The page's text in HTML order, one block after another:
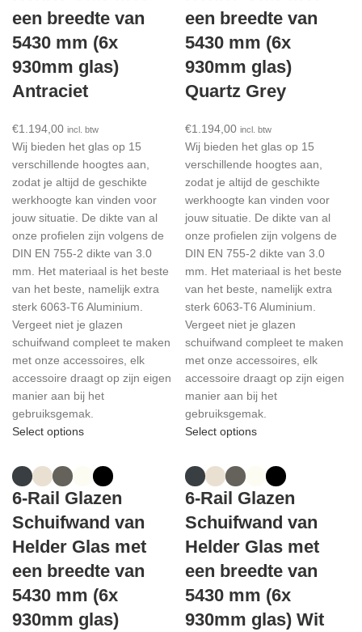
een breedte van
5430 mm (6x
930mm glas)
Antraciet
€1.194,00 incl. btw
Wij bieden het glas op 15
verschillende hoogtes aan,
zodat je altijd de geschikte
werkhoogte kan vinden voor
jouw situatie. De dikte van al
onze profielen zijn volgens de
DIN EN 755-2 dikte van 3.0
mm. Het materiaal is het beste
van het beste, namelijk extra
sterk 6063-T6 Aluminium.
Vergeet niet je glazen
schuifwand compleet te maken
met onze accessoires, elk
accessoire draagt op zijn eigen
manier aan bij het
gebruiksgemak.
Select options
een breedte van
5430 mm (6x
930mm glas)
Quartz Grey
€1.194,00 incl. btw
Wij bieden het glas op 15
verschillende hoogtes aan,
zodat je altijd de geschikte
werkhoogte kan vinden voor
jouw situatie. De dikte van al
onze profielen zijn volgens de
DIN EN 755-2 dikte van 3.0
mm. Het materiaal is het beste
van het beste, namelijk extra
sterk 6063-T6 Aluminium.
Vergeet niet je glazen
schuifwand compleet te maken
met onze accessoires, elk
accessoire draagt op zijn eigen
manier aan bij het
gebruiksgemak.
Select options
6-Rail Glazen
Schuifwand van
Helder Glas met
een breedte van
5430 mm (6x
930mm glas)
6-Rail Glazen
Schuifwand van
Helder Glas met
een breedte van
5430 mm (6x
930mm glas) Wit